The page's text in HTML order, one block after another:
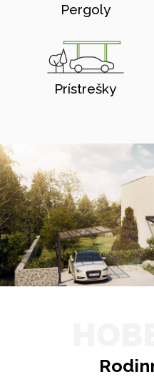
Pergoly
Prístrešky